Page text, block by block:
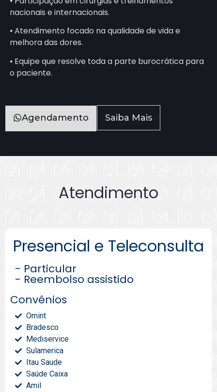
nacionais e internacionais.
⦁ Atendimento focado na qualidade de vida e
melhora das dores.
⦁ Equipe que resolve toda a parte burocrática para
o paciente.
Agendamento Saiba Mais
Atendimento
Presencial e Teleconsulta
- Particular
- Reembolso assistido
Convênios
Omint
Bradesco
Mediservice
Sulamerica
Itau Saude
Saúde Caixa
Amil